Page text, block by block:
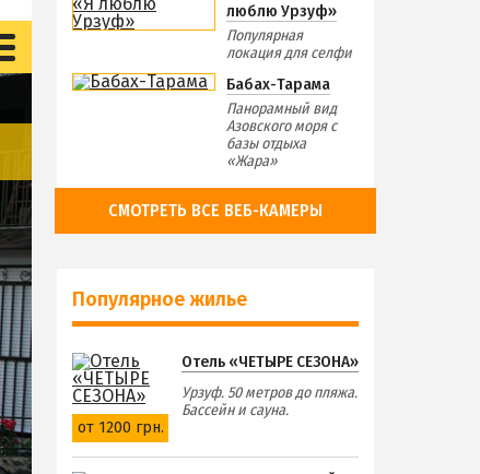
люблю Урзуф»
Популярная
локация для селфи
Бабах-Тарама
Панорамный вид
Азовского моря с
базы отдыха
«Жара»
СМОТРЕТЬ ВСЕ ВЕБ-КАМЕРЫ
Популярное жилье
от 1200 грн.
Отель «ЧЕТЫРЕ СЕЗОНА»
Урзуф. 50 метров до пляжа.
Бассейн и сауна.